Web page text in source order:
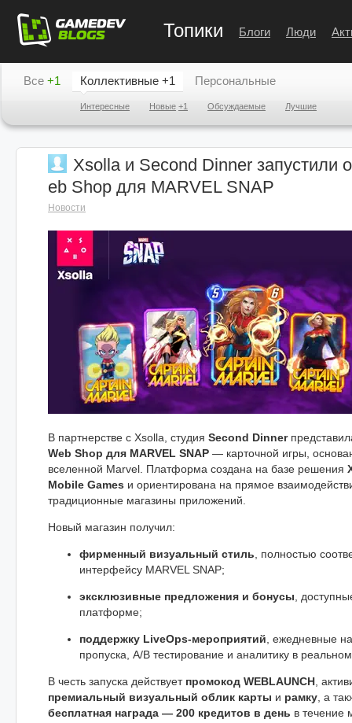
Топики Блоги Люди
Все +1 Коллективные +1
Интересные Новые +1 Обсуждаемые Лучшие
Персональные
Xsolla и Second Dinner запустили
eb Shop для MARVEL SNAP
Новости
В партнерстве с Xsolla, студия Second Dinner
Web Shop для MARVEL SNAP — карточной игры,
вселенной Marvel. Платформа создана на базе решения
Mobile Games и ориентирована на прямое
традиционные магазины приложений.
Новый магазин получил:
фирменный визуальный стиль , полностью
интерфейсу MARVEL SNAP;
эксклюзивные предложения и бонусы ,
платформе;
поддержку LiveOps-мероприятий , ежедневные
пропуска, A/B тестирование и аналитику в
В честь запуска действует промокод WEBLAUNCH ,
премиальный визуальный облик карты и рамку , а
бесплатная награда — 200 кредитов в день в течение